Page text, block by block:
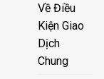
Về Điều
Kiện Giao
Dịch
Chung